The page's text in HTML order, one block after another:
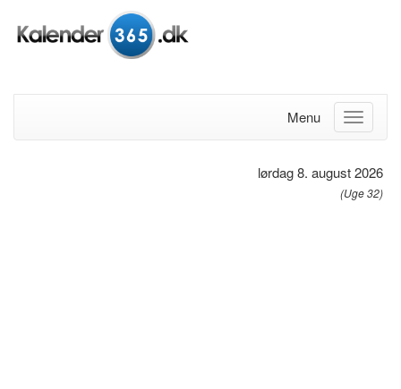
Menu
lørdag 8. august 2026
(Uge 32)